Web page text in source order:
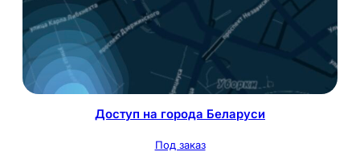
Доступ на города Беларуси
Под заказ